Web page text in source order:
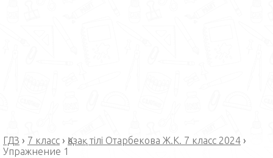
ГДЗ › 7 класс › Қазақ тілі Отарбекова Ж.К. 7 класс 2024 ›
Упражнение 1